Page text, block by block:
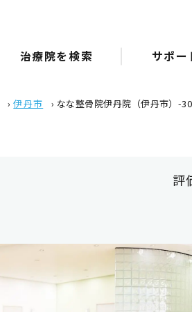
治療院を検索 サポー
›伊丹市 › なな整骨院伊丹院（伊丹市）-
評